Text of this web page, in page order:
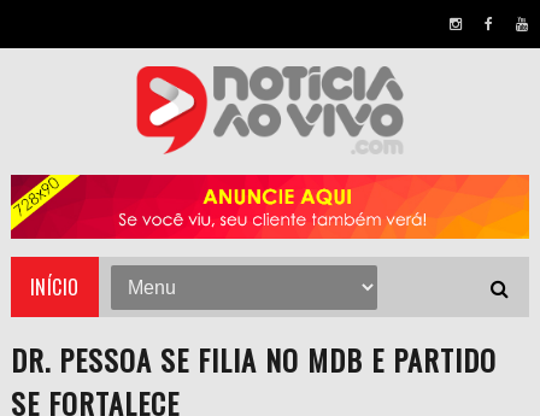
INÍCIO
DR. PESSOA SE FILIA NO MDB E PARTIDO
SE FORTALECE